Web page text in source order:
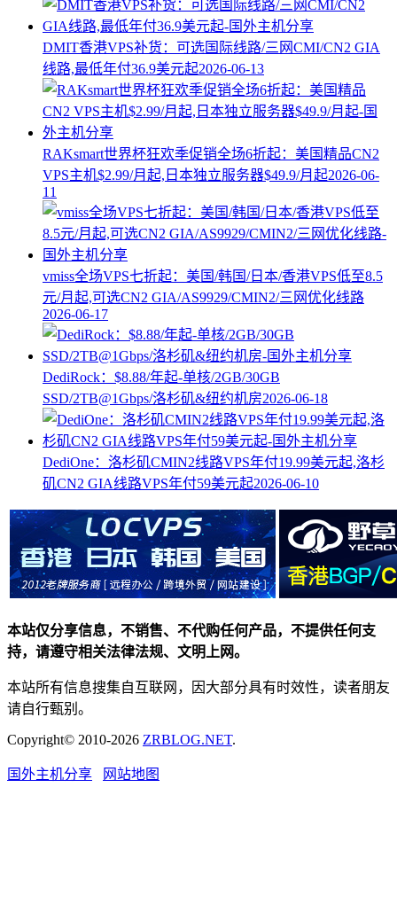
DMIT香港VPS补货：可选国际线路/三网CMI/CN2 GIA
线路,最低年付36.9美元起2026-06-13
RAKsmart世界杯狂欢季促销全场6折起：美国精品CN2
VPS主机$2.99/月起,日本独立服务器$49.9/月起2026-06-
11
vmiss全场VPS七折起：美国/韩国/日本/香港VPS低至8.5
元/月起,可选CN2 GIA/AS9929/CMIN2/三网优化线路
2026-06-17
DediRock：$8.88/年起-单核/2GB/30GB
SSD/2TB@1Gbps/洛杉矶&纽约机房2026-06-18
DediOne：洛杉矶CMIN2线路VPS年付19.99美元起,洛杉
矶CN2 GIA线路VPS年付59美元起2026-06-10
本站仅分享信息，不销售、不代购任何产品，不提供任何支
持，请遵守相关法律法规、文明上网。
本站所有信息搜集自互联网，因大部分具有时效性，读者朋友
请自行甄别。
Copyright© 2010-2026 ZRBLOG.NET.
国外主机分享 网站地图